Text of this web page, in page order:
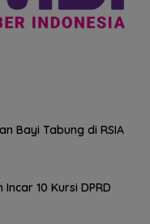
Bayi Tabung di RSIA
10 Kursi DPRD